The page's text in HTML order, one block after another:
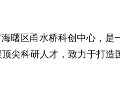
曙区甬水桥科创中心，
尖科研人才，致力于打